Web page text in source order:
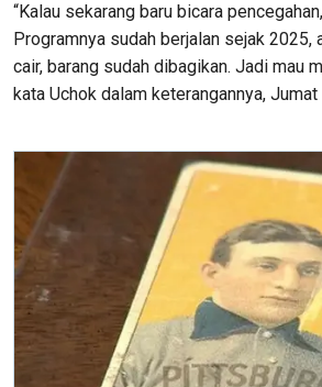
“Kalau sekarang baru bicara
Programnya sudah berjalan sejak 2025,
cair, barang sudah dibagikan. Jadi mau
kata Uchok dalam keterangannya,